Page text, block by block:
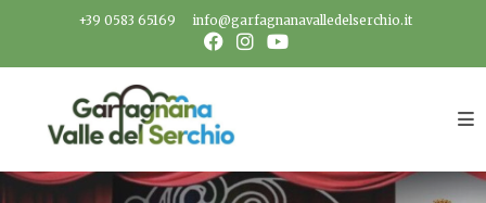
+39 0583 65169 info@garfagnanavalledelserchio.it